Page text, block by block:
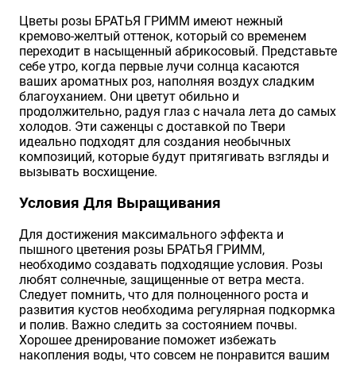
Цветы розы БРАТЬЯ ГРИММ имеют нежный
кремово-желтый оттенок, который со временем
переходит в насыщенный абрикосовый. Представьте
себе утро, когда первые лучи солнца касаются
ваших ароматных роз, наполняя воздух сладким
благоуханием. Они цветут обильно и
продолжительно, радуя глаз с начала лета до самых
холодов. Эти саженцы с доставкой по Твери
идеально подходят для создания необычных
композиций, которые будут притягивать взгляды и
вызывать восхищение.
Условия Для Выращивания
Для достижения максимального эффекта и
пышного цветения розы БРАТЬЯ ГРИММ,
необходимо создавать подходящие условия. Розы
любят солнечные, защищенные от ветра места.
Следует помнить, что для полноценного роста и
развития кустов необходима регулярная подкормка
и полив. Важно следить за состоянием почвы.
Хорошее дренирование поможет избежать
накопления воды, что совсем не понравится вашим